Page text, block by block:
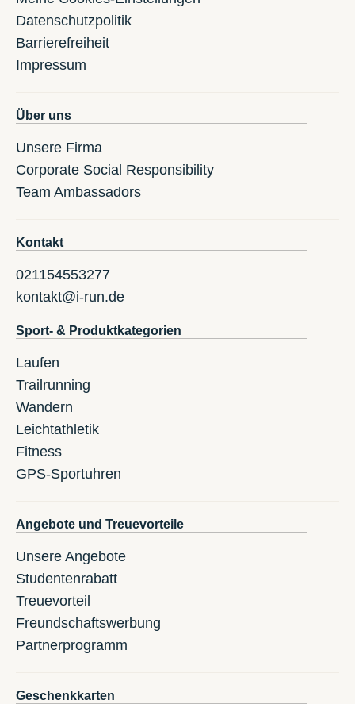
Datenschutzpolitik
Barrierefreiheit
Impressum
Über uns
Unsere Firma
Corporate Social Responsibility
Team Ambassadors
Kontakt
021154553277
kontakt@i-run.de
Sport- & Produktkategorien
Laufen
Trailrunning
Wandern
Leichtathletik
Fitness
GPS-Sportuhren
Angebote und Treuevorteile
Unsere Angebote
Studentenrabatt
Treuevorteil
Freundschaftswerbung
Partnerprogramm
Geschenkkarten